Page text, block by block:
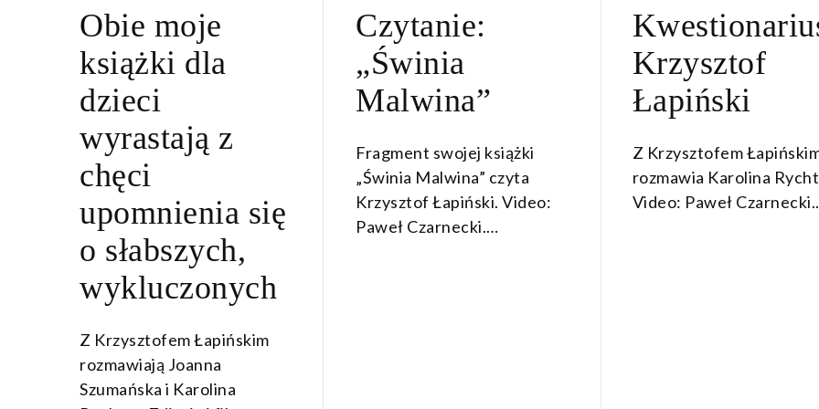
Obie moje
książki dla
dzieci
wyrastają z
chęci
upomnienia się
o słabszych,
wykluczonych
Z Krzysztofem Łapińskim
rozmawiają Joanna
Szumańska i Karolina
ON
Czytanie:
„Świnia
Malwina”
Fragment swojej książki
„Świnia Malwina” czyta
Krzysztof Łapiński. Video:
Paweł Czarnecki.…
Krzysztof
Łapiński
Z Krzysztofem
rozmawia Karolina
Video: Paweł